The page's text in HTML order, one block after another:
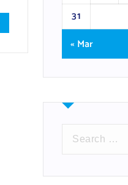
31
« Mar
r